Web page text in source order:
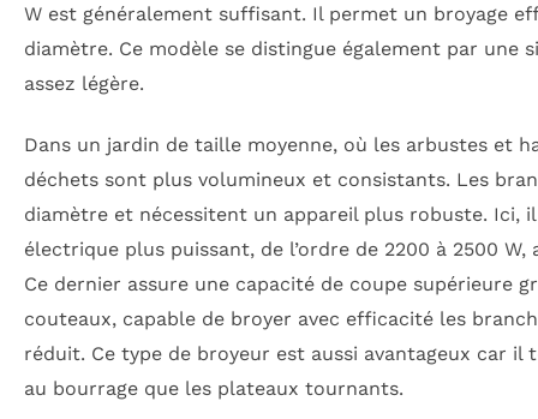
W est généralement suffisant. Il permet un broyage
diamètre. Ce modèle se distingue également par une
assez légère.
Dans un jardin de taille moyenne, où les arbustes et
déchets sont plus volumineux et consistants. Les
diamètre et nécessitent un appareil plus robuste. Ici,
électrique plus puissant, de l’ordre de 2200 à 2500 W,
Ce dernier assure une capacité de coupe supérieure
couteaux, capable de broyer avec efficacité les
réduit. Ce type de broyeur est aussi avantageux car
au bourrage que les plateaux tournants.